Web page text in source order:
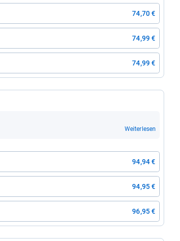
74,70 €
74,99 €
74,99 €
Weiterlesen
94,94 €
94,95 €
96,95 €